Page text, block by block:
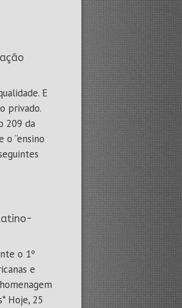
E
privado.
209 da
o “ensino
o 1º
e
Hoje, 25